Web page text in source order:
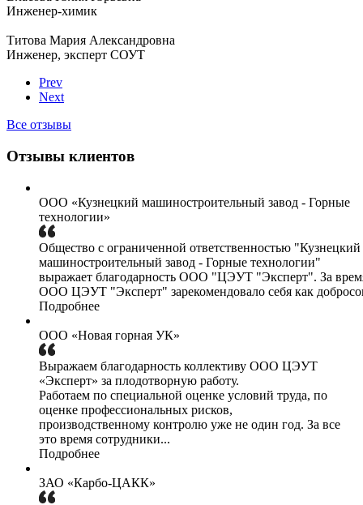
Инженер-химик
Титова Мария Александровна
Инженер, эксперт СОУТ
Prev
Next
Все отзывы
Отзывы клиентов
ООО «Кузнецкий машиностроительный завод - Горные
технологии»
Общество с ограниченной ответственностью "Кузнецкий
машиностроительный завод - Горные технологии"
выражает благодарность ООО "ЦЭУТ "Эксперт". За
ООО ЦЭУТ "Эксперт" зарекомендовало себя как
Подробнее
ООО «Новая горная УК»
Выражаем благодарность коллективу ООО ЦЭУТ
«Эксперт» за плодотворную работу.
Работаем по специальной оценке условий труда, по
оценке профессиональных рисков,
производственному контролю уже не один год. За все
это время сотрудники...
Подробнее
ЗАО «Карбо-ЦАКК»